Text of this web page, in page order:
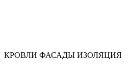
КРОВЛИ ФАСАДЫ ИЗОЛЯЦИЯ